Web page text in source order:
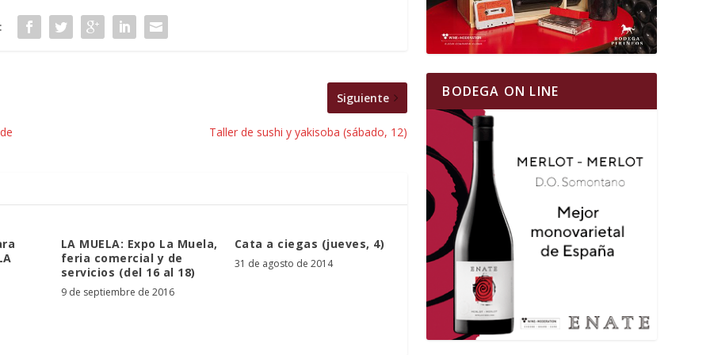
Siguiente
Taller de sushi y yakisoba (sábado, 12)
LA MUELA: Expo La Muela,
feria comercial y de
servicios (del 16 al 18)
9 de septiembre de 2016
Cata a ciegas (jueves, 4)
31 de agosto de 2014
BODEGA ON LINE